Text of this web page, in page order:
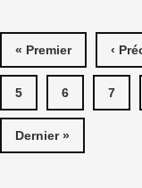
« Premier ‹
5 6 7
Dernier »